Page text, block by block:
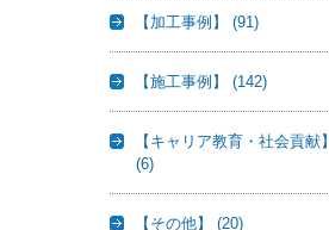
【加工事例】 (91)
【施工事例】 (142)
【キャリア教育・社会貢献】
(6)
【その他】 (20)